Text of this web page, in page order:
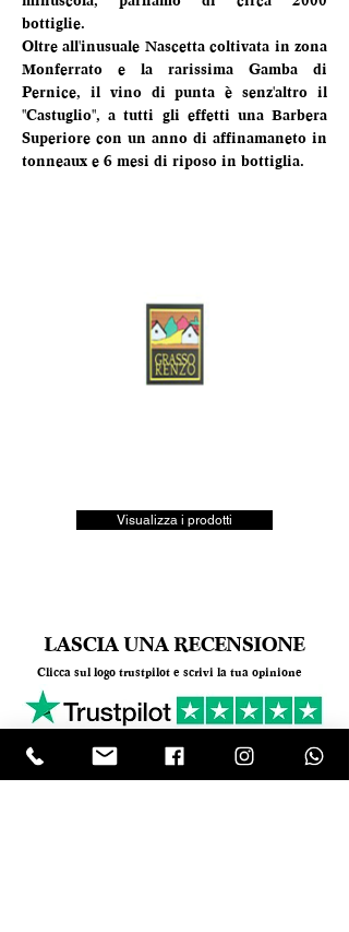
bottiglie.
Oltre all'inusuale Nascetta coltivata in zona
Monferrato e la rarissima Gamba di
Pernice, il vino di punta è senz'altro il
"Castuglio", a tutti gli effetti una Barbera
Superiore con un anno di affinamaneto in
tonneaux e 6 mesi di riposo in bottiglia.
Visualizza i prodotti
LASCIA UNA RECENSIONE
Clicca sul logo trustpilot e scrivi la tua opinione
Tel.+390818501178 info@garumpompei.it